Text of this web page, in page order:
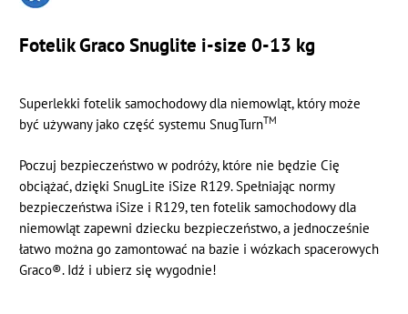
Fotelik Graco Snuglite i-size 0-13 kg
Superlekki fotelik samochodowy dla niemowląt, który może
być używany jako część systemu SnugTurnTM
Poczuj bezpieczeństwo w podróży, które nie będzie Cię
obciążać, dzięki SnugLite iSize R129. Spełniając normy
bezpieczeństwa iSize i R129, ten fotelik samochodowy dla
niemowląt zapewni dziecku bezpieczeństwo, a jednocześnie
łatwo można go zamontować na bazie i wózkach spacerowych
Graco®. Idź i ubierz się wygodnie!